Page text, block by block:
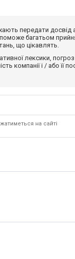
передати
багатьом
що цікавлять.
лексики,
компанії і / або її
на сайті